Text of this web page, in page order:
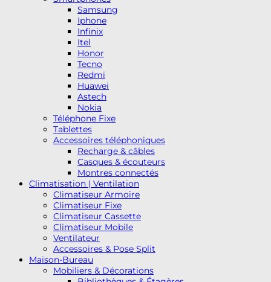
Samsung
Iphone
Infinix
Itel
Honor
Tecno
Redmi
Huawei
Astech
Nokia
Téléphone Fixe
Tablettes
Accessoires téléphoniques
Recharge & câbles
Casques & écouteurs
Montres connectés
Climatisation | Ventilation
Climatiseur Armoire
Climatiseur Fixe
Climatiseur Cassette
Climatiseur Mobile
Ventilateur
Accessoires & Pose Split
Maison-Bureau
Mobiliers & Décorations